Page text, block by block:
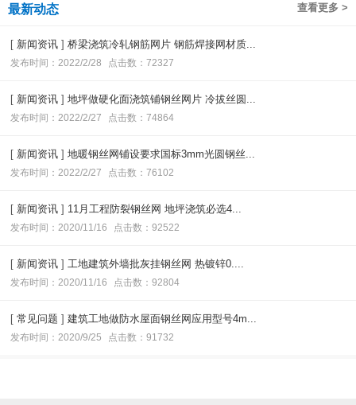
查看更多 >
最新动态
[ 新闻资讯 ] 桥梁浇筑冷轧钢筋网片 钢筋焊接网材质...
发布时间：2022/2/28 点击数：72327
[ 新闻资讯 ] 地坪做硬化面浇筑铺钢丝网片 冷拔丝圆...
发布时间：2022/2/27 点击数：74864
[ 新闻资讯 ] 地暖钢丝网铺设要求国标3mm光圆钢丝...
发布时间：2022/2/27 点击数：76102
[ 新闻资讯 ] 11月工程防裂钢丝网 地坪浇筑必选4...
发布时间：2020/11/16 点击数：92522
[ 新闻资讯 ] 工地建筑外墙批灰挂钢丝网 热镀锌0....
发布时间：2020/11/16 点击数：92804
[ 常见问题 ] 建筑工地做防水屋面钢丝网应用型号4m...
发布时间：2020/9/25 点击数：91732